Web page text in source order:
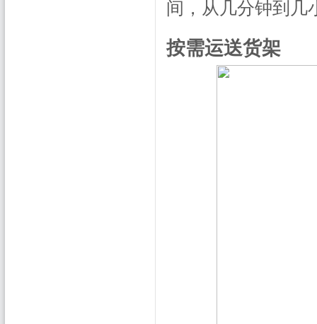
间，从几分钟到几
按需运送货架